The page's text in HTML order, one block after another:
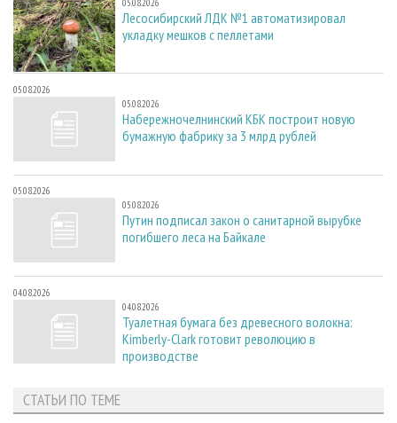
Лесосибирский ЛДК №1 автоматизировал
укладку мешков с пеллетами
05.08.2026
05.08.2026
Набережночелнинский КБК построит новую
бумажную фабрику за 3 млрд рублей
05.08.2026
05.08.2026
Путин подписал закон о санитарной вырубке
погибшего леса на Байкале
04.08.2026
04.08.2026
Туалетная бумага без древесного волокна:
Kimberly-Clark готовит революцию в
производстве
СТАТЬИ ПО ТЕМЕ